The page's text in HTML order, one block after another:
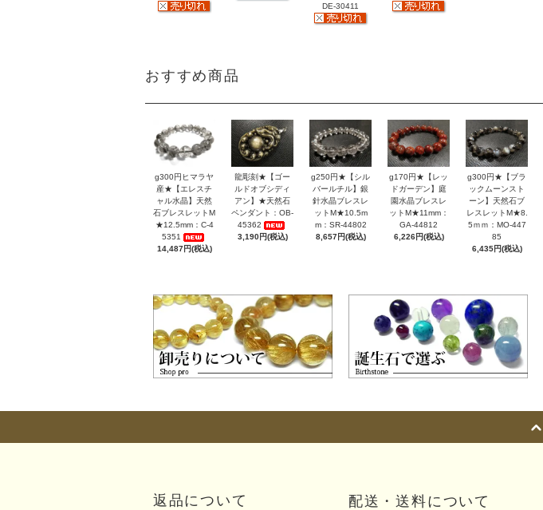
DE-30411
おすすめ商品
g300円ヒマラヤ
産★【エレスチ
ャル水晶】天然
石ブレスレットM
★12.5mm：C-4
5351
14,487円(税込)
龍彫刻★【ゴー
ルドオブシディ
アン】★天然石
ペンダント：OB-
45362
3,190円(税込)
g250円★【シル
バールチル】銀
針水晶ブレスレ
ットM★10.5m
m：SR-44802
8,657円(税込)
g170円★【レッ
ドガーデン】庭
園水晶ブレスレ
ットM★11mm：
GA-44812
6,226円(税込)
g300円★【ブラ
ックムーンスト
ーン】天然石ブ
レスレットM★8.
5ｍｍ：MO-447
85
6,435円(税込)
返品について 配送・送料について